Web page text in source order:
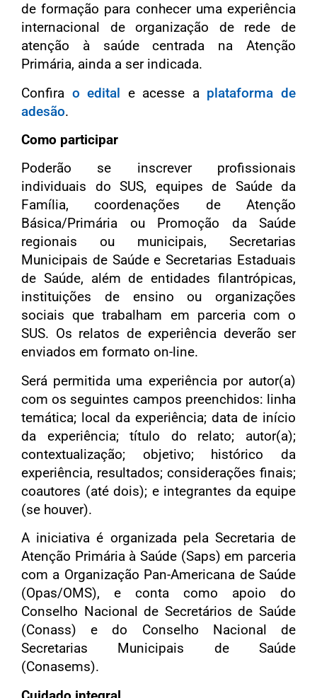
de formação para conhecer uma experiência
internacional de organização de rede de
atenção à saúde centrada na Atenção
Primária, ainda a ser indicada.
Confira o edital e acesse a plataforma de
adesão.
Como participar
Poderão se inscrever profissionais
individuais do SUS, equipes de Saúde da
Família, coordenações de Atenção
Básica/Primária ou Promoção da Saúde
regionais ou municipais, Secretarias
Municipais de Saúde e Secretarias Estaduais
de Saúde, além de entidades filantrópicas,
instituições de ensino ou organizações
sociais que trabalham em parceria com o
SUS. Os relatos de experiência deverão ser
enviados em formato on-line.
Será permitida uma experiência por autor(a)
com os seguintes campos preenchidos: linha
temática; local da experiência; data de início
da experiência; título do relato; autor(a);
contextualização; objetivo; histórico da
experiência, resultados; considerações finais;
coautores (até dois); e integrantes da equipe
(se houver).
A iniciativa é organizada pela Secretaria de
Atenção Primária à Saúde (Saps) em parceria
com a Organização Pan-Americana de Saúde
(Opas/OMS), e conta como apoio do
Conselho Nacional de Secretários de Saúde
(Conass) e do Conselho Nacional de
Secretarias Municipais de Saúde
(Conasems).